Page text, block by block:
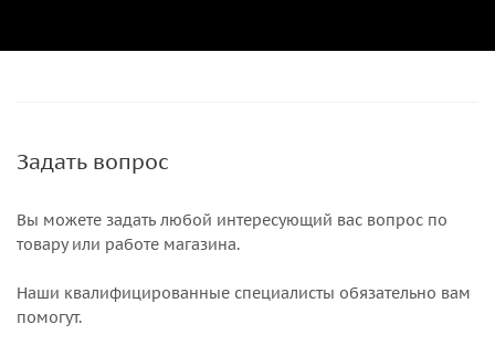
Задать вопрос
Вы можете задать любой интересующий вас вопрос по
товару или работе магазина.
Наши квалифицированные специалисты обязательно вам
помогут.